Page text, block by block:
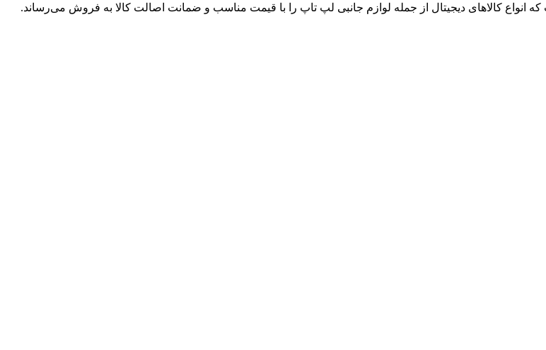
انواع کالاهای دیجیتال از جمله لوازم جانبی لپ تاپ را با قیمت مناسب و ضمانت اصالت کالا به فروش می‌رساند.